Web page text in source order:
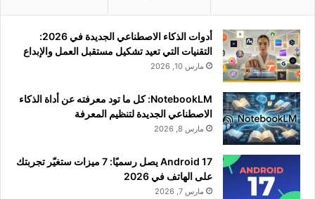
أدوات الذكاء الاصطناعي الجديدة في 2026:
التقنيات التي تعيد تشكيل مستقبل العمل والإبداع
مارس 10, 2026
NotebookLM: كل ما تود معرفته عن أداة الذكاء
الاصطناعي الجديدة لتنظيم المعرفة
مارس 8, 2026
Android 17 يصل رسميًا: 7 ميزات ستغيّر تجربتك
على الهاتف في 2026
مارس 7, 2026